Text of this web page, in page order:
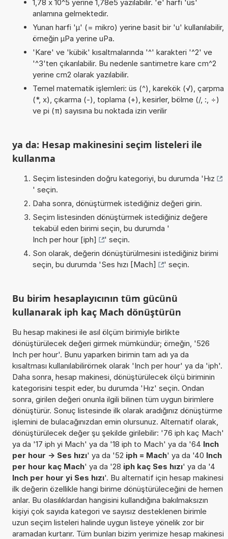
1,78 x 10^5 yerine 1,78e5 yazılabilir. 'e' harfi 'üs'
anlamına gelmektedir.
Yunan harfi 'µ' (= mikro) yerine basit bir 'u' kullanılabilir,
örneğin µPa yerine uPa.
'Kare' ve 'kübik' kısaltmalarında '^' karakteri '^2' ve
'^3'ten çıkarılabilir. Bu nedenle santimetre kare cm^2
yerine cm2 olarak yazılabilir.
Temel matematik işlemleri: üs (^), karekök (√), çarpma
(*, x), çıkarma (-), toplama (+), kesirler, bölme (/, :, ÷)
ve pi (π) sayısına bu noktada izin verilir
ya da: Hesap makinesini seçim listeleri ile
kullanma
Seçim listesinden doğru kategoriyi, bu durumda 'Hız
' seçin.
Daha sonra, dönüştürmek istediğiniz değeri girin.
Seçim listesinden dönüştürmek istediğiniz değere
tekabül eden birimi seçin, bu durumda '
Inch per hour [iph]
' seçin.
Son olarak, değerin dönüştürülmesini istediğiniz birimi
seçin, bu durumda 'Ses hızı [Mach] ' seçin.
Bu birim hesaplayıcının tüm gücünü
kullanarak iph kaç Mach dönüştürün
Bu hesap makinesi ile asıl ölçüm birimiyle birlikte
dönüştürülecek değeri girmek mümkündür; örneğin, '526
Inch per hour'. Bunu yaparken birimin tam adı ya da
kısaltması kullanılabilirörnek olarak 'Inch per hour' ya da 'iph'.
Daha sonra, hesap makinesi, dönüştürülecek ölçü biriminin
kategorisini tespit eder, bu durumda 'Hız' seçin. Ondan
sonra, girilen değeri onunla ilgili bilinen tüm uygun birimlere
dönüştürür. Sonuç listesinde ilk olarak aradığınız dönüştürme
işlemini de bulacağınızdan emin olursunuz. Alternatif olarak,
dönüştürülecek değer şu şekilde girilebilir: '76 iph kaç Mach'
ya da '17 iph yi Mach' ya da '18 iph to Mach' ya da '64 Inch
per hour -> Ses hızı' ya da '52 iph = Mach' ya da '40 Inch
per hour kaç Mach' ya da '28 iph kaç Ses hızı' ya da '4
Inch per hour yi Ses hızı'. Bu alternatif için hesap makinesi
ilk değerin özellikle hangi birime dönüştürüleceğini de hemen
anlar. Bu olasılıklardan hangisini kullandığına bakılmaksızın
kişiyi çok sayıda kategori ve sayısız desteklenen birimle
uzun seçim listeleri halinde uygun listeye yönelik zor bir
aramadan kurtarır. Tüm bunları bizim yerimize hesap makinesi